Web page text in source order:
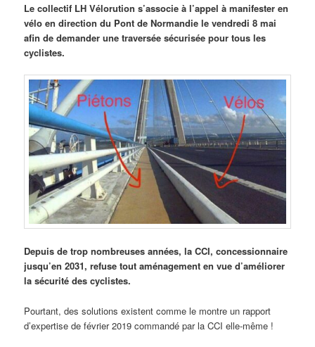
Le collectif LH Vélorution s’associe à l’appel à manifester en
vélo en direction du Pont de Normandie le vendredi 8 mai
afin de demander une traversée sécurisée pour tous les
cyclistes.
Depuis de trop nombreuses années, la CCI, concessionnaire
jusqu’en 2031, refuse tout aménagement en vue d’améliorer
la sécurité des cyclistes.
Pourtant, des solutions existent comme le montre un rapport
d’expertise de février 2019 commandé par la CCI elle-même !